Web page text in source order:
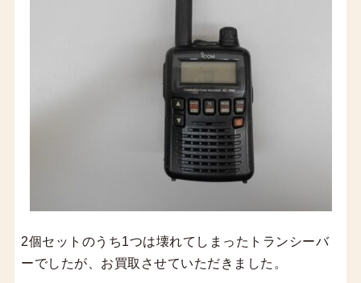
2個セットのうち1つは壊れてしまったトランシーバ
ーでしたが、お買取させていただきました。